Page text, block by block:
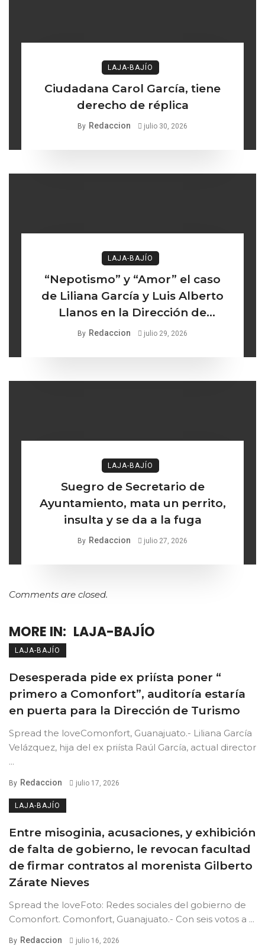
LAJA-BAJÍO
Ciudadana Carol García, tiene
derecho de réplica
By Redaccion julio 30, 2026
LAJA-BAJÍO
“Nepotismo” y “Amor” el caso
de Liliana García y Luis Alberto
Llanos en la Dirección de
Turismo de Comonfort la línea
By Redaccion julio 29, 2026
LAJA-BAJÍO
Suegro de Secretario de
Ayuntamiento, mata un perrito,
insulta y se da a la fuga
By Redaccion julio 27, 2026
Comments are closed.
MORE IN: LAJA-BAJÍO
LAJA-BAJÍO
Desesperada pide ex priísta poner “
primero a Comonfort”, auditoría estaría
en puerta para la Dirección de Turismo
Spread the loveComonfort, Guanajuato.- Liliana García
Velázquez, hija del ex priísta Raúl García, actual director
...
By Redaccion julio 17, 2026
LAJA-BAJÍO
Entre misoginia, acusaciones, y exhibición
de falta de gobierno, le revocan facultad
de firmar contratos al morenista Gilberto
Zárate Nieves
Spread the loveFoto: Redes sociales del gobierno de
Comonfort. Comonfort, Guanajuato.- Con seis votos a ...
By Redaccion julio 16, 2026